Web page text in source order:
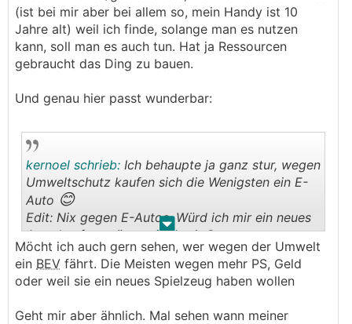
(ist bei mir aber bei allem so, mein Handy ist 10
Jahre alt) weil ich finde, solange man es nutzen
kann, soll man es auch tun. Hat ja Ressourcen
gebraucht das Ding zu bauen.
Und genau hier passt wunderbar:
. .
kernoel schrieb: Ich behaupte ja ganz stur, wegen
Umweltschutz kaufen sich die Wenigsten ein E-
Auto 😊
Edit: Nix gegen E-Autos. Würd ich mir ein neues
Auto kaufen, wär es eines mit Strom.
Möcht ich auch gern sehen, wer wegen der Umwelt
ein BEV fährt. Die Meisten wegen mehr PS, Geld
oder weil sie ein neues Spielzeug haben wollen
Geht mir aber ähnlich. Mal sehen wann meiner